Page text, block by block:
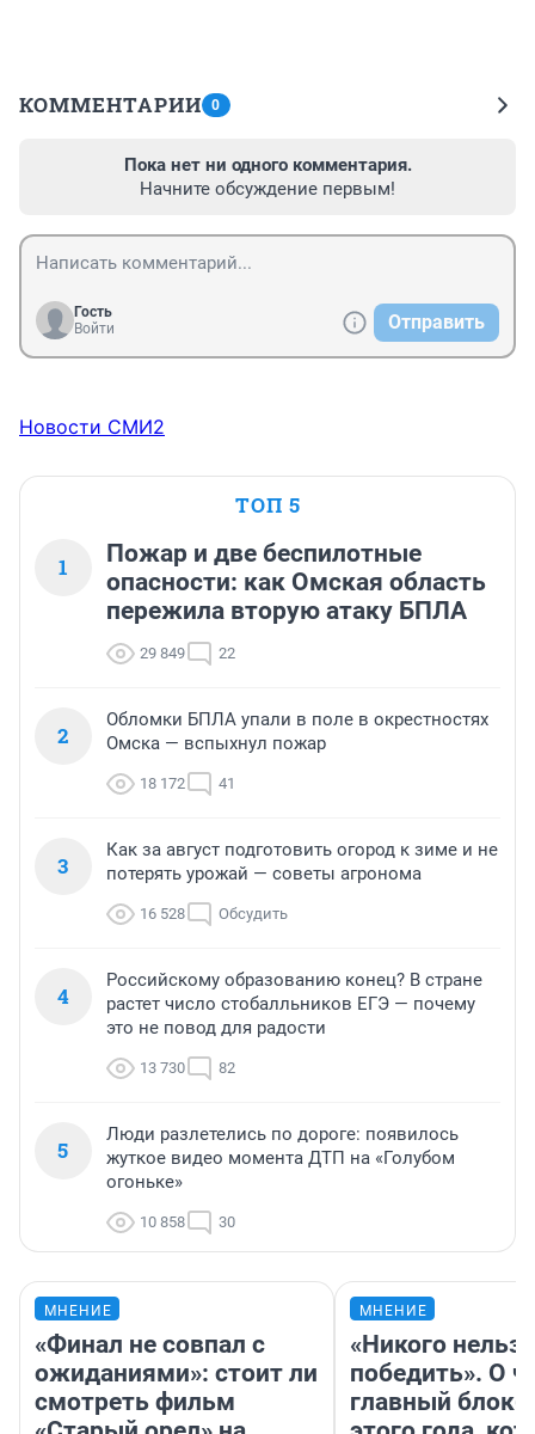
КОММЕНТАРИИ 0
Пока нет ни одного комментария.
Начните обсуждение первым!
Гость
Войти
Отправить
Новости СМИ2
ТОП 5
1
Пожар и две беспилотные
опасности: как Омская область
пережила вторую атаку БПЛА
29 849 22
2
Обломки БПЛА упали в поле в окрестностях
Омска — вспыхнул пожар
18 172 41
3
Как за август подготовить огород к зиме и не
потерять урожай — советы агронома
16 528 Обсудить
4
Российскому образованию конец? В стране
растет число стобалльников ЕГЭ — почему
это не повод для радости
13 730 82
5
Люди разлетелись по дороге: появилось
жуткое видео момента ДТП на «Голубом
огоньке»
10 858 30
МНЕНИЕ
«Финал не совпал с
ожиданиями»: стоит ли
смотреть фильм
МНЕНИЕ
«Никого нельзя
победить». О
главный